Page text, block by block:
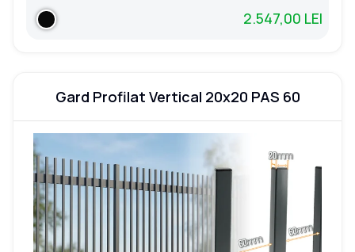
2.547,00 LEI
Gard Profilat Vertical 20x20 PAS 60